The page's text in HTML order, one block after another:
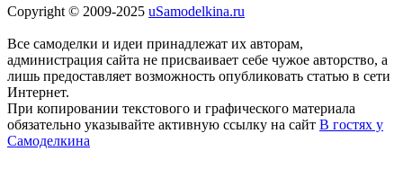
Copyright © 2009-2025 uSamodelkina.ru
Все самоделки и идеи принадлежат их авторам,
администрация сайта не присваивает себе чужое авторство, а
лишь предоставляет возможность опубликовать статью в сети
Интернет.
При копировании текстового и графического материала
обязательно указывайте активную ссылку на сайт В гостях у
Самоделкина